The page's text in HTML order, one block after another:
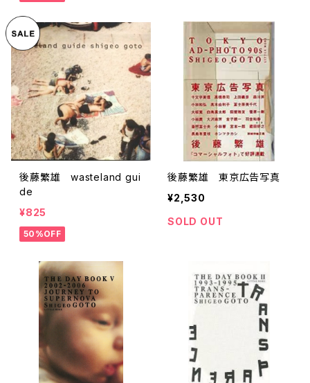
後藤繁雄 wasteland gui
de
¥825
50%OFF
後藤繁雄 東京広告写真
¥2,530
SOLD OUT